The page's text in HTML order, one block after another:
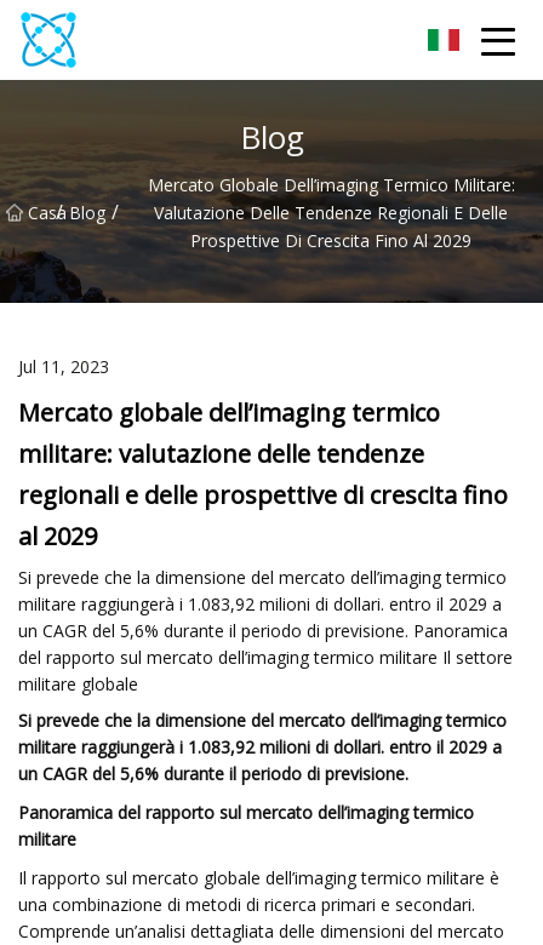
Blog
Casa
/ Blog /
Mercato Globale Dell’imaging Termico Militare:
Valutazione Delle Tendenze Regionali E Delle
Prospettive Di Crescita Fino Al 2029
Jul 11, 2023
Mercato globale dell’imaging termico
militare: valutazione delle tendenze
regionali e delle prospettive di crescita fino
al 2029
Si prevede che la dimensione del mercato dell’imaging termico
militare raggiungerà i 1.083,92 milioni di dollari. entro il 2029 a
un CAGR del 5,6% durante il periodo di previsione. Panoramica
del rapporto sul mercato dell’imaging termico militare Il settore
militare globale
Si prevede che la dimensione del mercato dell’imaging termico
militare raggiungerà i 1.083,92 milioni di dollari. entro il 2029 a
un CAGR del 5,6% durante il periodo di previsione.
Panoramica del rapporto sul mercato dell’imaging termico
militare
Il rapporto sul mercato globale dell’imaging termico militare è
una combinazione di metodi di ricerca primari e secondari.
Comprende un’analisi dettagliata delle dimensioni del mercato